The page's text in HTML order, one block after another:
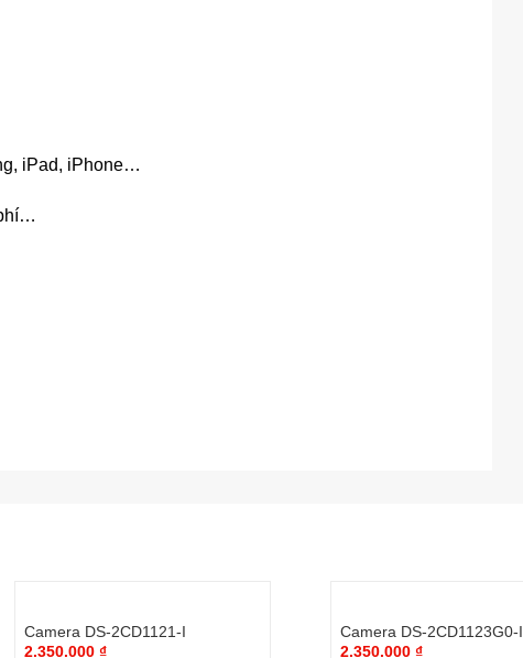
iPad, iPhone…
Camera DS-2CD1121-I
2.350.000₫
Camera DS-2CD1123G0-I
2.350.000 ₫